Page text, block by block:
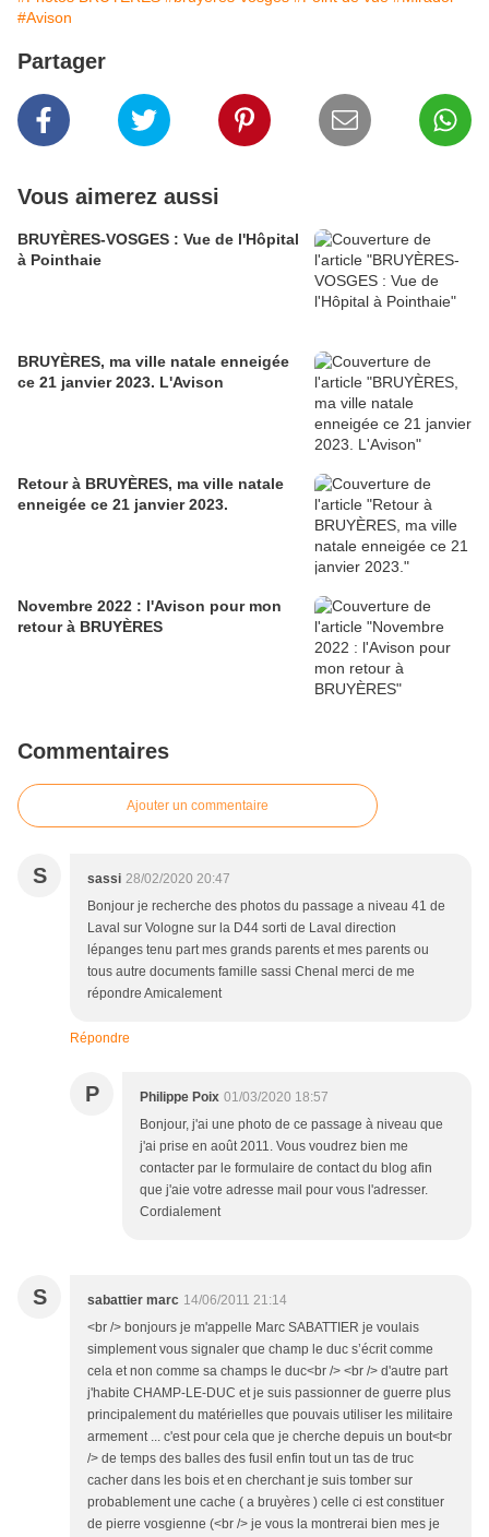
#Avison
Partager
Vous aimerez aussi
BRUYÈRES-VOSGES : Vue de l'Hôpital
à Pointhaie
BRUYÈRES, ma ville natale enneigée
ce 21 janvier 2023. L'Avison
Retour à BRUYÈRES, ma ville natale
enneigée ce 21 janvier 2023.
Novembre 2022 : l'Avison pour mon
retour à BRUYÈRES
Commentaires
Ajouter un commentaire
S sassi 28/02/2020 20:47
Bonjour je recherche des photos du passage a niveau 41 de
Laval sur Vologne sur la D44 sorti de Laval direction
lépanges tenu part mes grands parents et mes parents ou
tous autre documents famille sassi Chenal merci de me
répondre Amicalement
Répondre
P Philippe Poix 01/03/2020 18:57
Bonjour, j'ai une photo de ce passage à niveau que
j'ai prise en août 2011. Vous voudrez bien me
contacter par le formulaire de contact du blog afin
que j'aie votre adresse mail pour vous l'adresser.
Cordialement
S sabattier marc 14/06/2011 21:14
<br /> bonjours je m'appelle Marc SABATTIER je voulais
simplement vous signaler que champ le duc s’écrit comme
cela et non comme sa champs le duc<br /> <br /> d'autre part
j'habite CHAMP-LE-DUC et je suis passionner de guerre plus
principalement du matérielles que pouvais utiliser les militaire
armement ... c'est pour cela que je cherche depuis un bout<br
/> de temps des balles des fusil enfin tout un tas de truc
cacher dans les bois et en cherchant je suis tomber sur
probablement une cache ( a bruyères ) celle ci est constituer
de pierre vosgienne (<br /> je vous la montrerai bien mes je